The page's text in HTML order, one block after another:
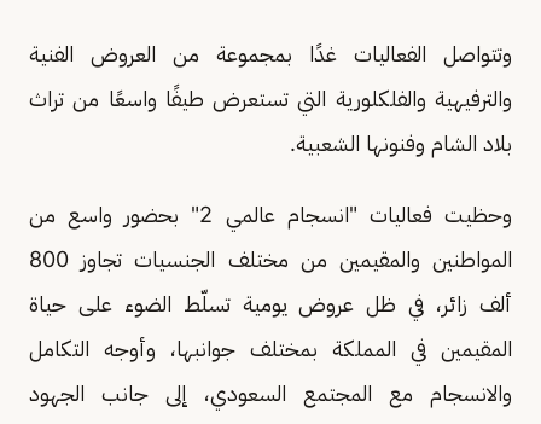
وتتواصل الفعاليات غدًا بمجموعة من العروض الفنية
والترفيهية والفلكلورية التي تستعرض طيفًا واسعًا من تراث
بلاد الشام وفنونها الشعبية.
وحظيت فعاليات "انسجام عالمي 2" بحضور واسع من
المواطنين والمقيمين من مختلف الجنسيات تجاوز 800
ألف زائر، في ظل عروض يومية تسلّط الضوء على حياة
المقيمين في المملكة بمختلف جوانبها، وأوجه التكامل
والانسجام مع المجتمع السعودي، إلى جانب الجهود